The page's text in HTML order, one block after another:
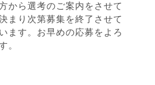
力仕事が少な
い
知識、経験不
から選考のご案内をさせて
まり次第募集を終了させて
ます。お早めの応募をよろ
。